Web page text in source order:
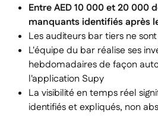
Entre AED 10 000 et 20 000
manquants identifiés après
Les auditeurs bar tiers ne
L'équipe du bar réalise ses
hebdomadaires de façon
l'application Supy
La visibilité en temps réel
identifiés et expliqués, non